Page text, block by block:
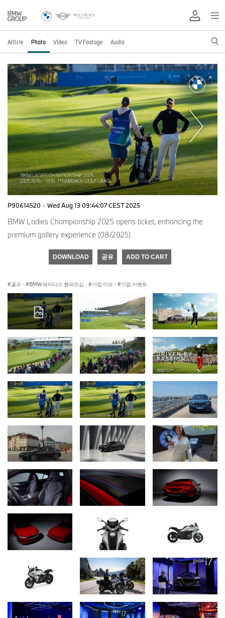
Article Photo Video TV Footage Audio
P90614520 · Wed Aug 13 09:44:07 CEST 2025
BMW Ladies Championship 2025 opens ticket, enhancing the
premium gallery experience (08/2025)
DOWNLOAD 공유 ADD TO CART
골프 · BMW 레이디스 챔피언십 · 기업 이슈 · 기업 이벤트